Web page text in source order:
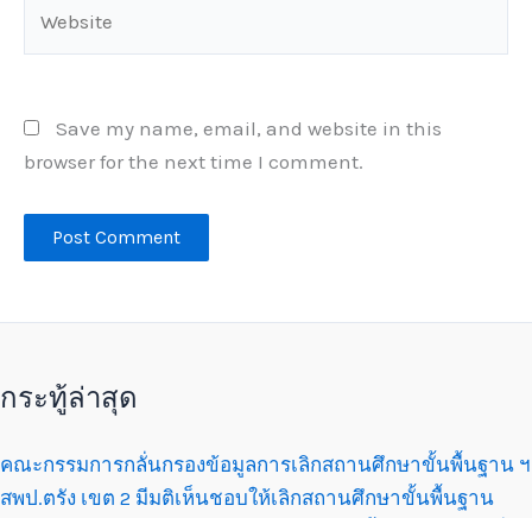
Save my name, email, and website in this
browser for the next time I comment.
กระทู้ล่าสุด
คณะกรรมการกลั่นกรองข้อมูลการเลิกสถานศึกษาขั้นพื้นฐาน ฯ
สพป.ตรัง เขต 2 มีมติเห็นชอบให้เลิกสถานศึกษาขั้นพื้นฐาน